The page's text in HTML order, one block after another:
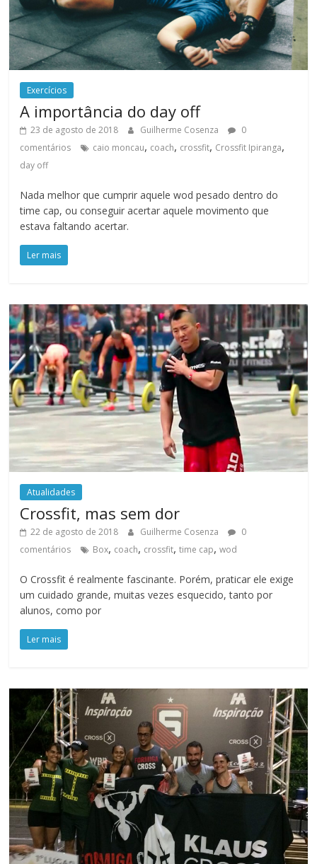
Exercícios
A importância do day off
23 de agosto de 2018 Guilherme Cosenza
0
comentários
caio moncau, coach, crossfit, Crossfit Ipiranga,
day off
Nada melhor que cumprir aquele wod pesado dentro do
time cap, ou conseguir acertar aquele movimento que
estava faltando acertar.
Ler mais
Atualidades
Crossfit, mas sem dor
22 de agosto de 2018 Guilherme Cosenza
0
comentários
Box, coach, crossfit,time cap,wod
O Crossfit é realmente fascinante. Porém, praticar ele exige
um cuidado grande, muitas vezes esquecido, tanto por
alunos, como por
Ler mais